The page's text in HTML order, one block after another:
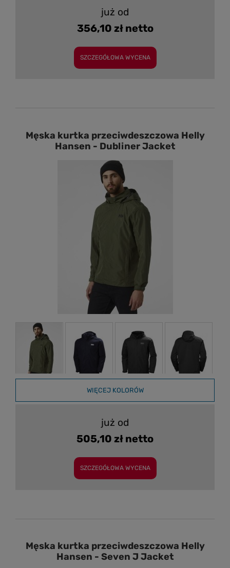
już od
356,10 zł netto
SZCZEGÓŁOWA WYCENA
Męska kurtka przeciwdeszczowa Helly
Hansen - Dubliner Jacket
WIĘCEJ KOLORÓW
już od
505,10 zł netto
SZCZEGÓŁOWA WYCENA
Męska kurtka przeciwdeszczowa Helly
Hansen - Seven J Jacket